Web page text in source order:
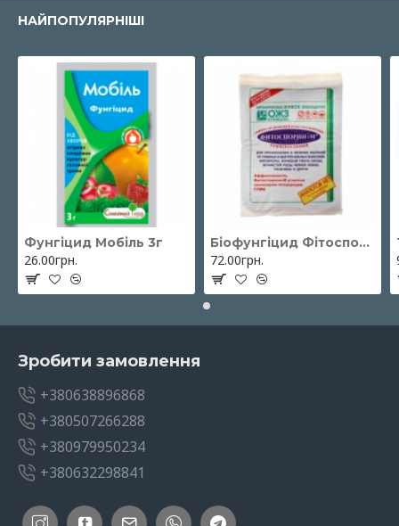
НАЙПОПУЛЯРНІШІ
Фунгіцид Мобіль 3г
26.00грн.
Біофунгіцид Фітоспорін-М паста 200 г ОЖЗ Кузнєцова
72.00грн.
Зробити замовлення
+380638896868
+380507266288
+380979950234
+380632298841